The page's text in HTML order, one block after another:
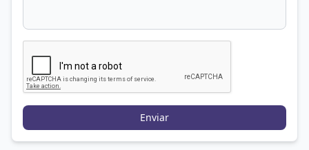
Enviar